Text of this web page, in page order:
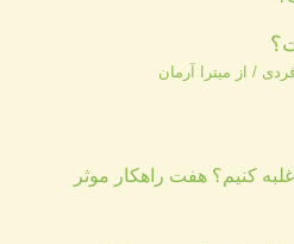
/ از میترا آرمان